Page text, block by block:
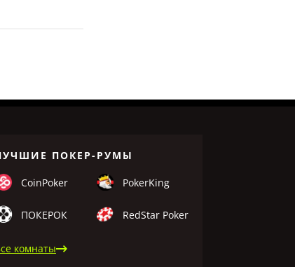
ПОКЕР-РУМЫ
CoinPoker PokerKing
ПОКЕРОК RedStar Poker
комнаты